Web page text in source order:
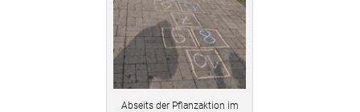
Abseits der Pflanzaktion im